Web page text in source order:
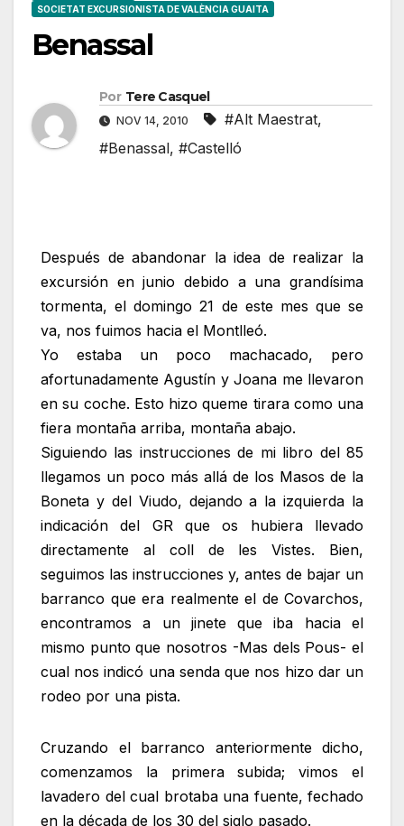
SOCIETAT EXCURSIONISTA DE VALÈNCIA GUAITA
Benassal
Por Tere Casquel
NOV 14, 2010 #Alt Maestrat,
#Benassal, #Castelló
Después de abandonar la idea de realizar la
excursión en junio debido a una grandísima
tormenta, el domingo 21 de este mes que se
va, nos fuimos hacia el Montlleó.
Yo estaba un poco machacado, pero
afortunadamente Agustín y Joana me llevaron
en su coche. Esto hizo queme tirara como una
fiera montaña arriba, montaña abajo.
Siguiendo las instrucciones de mi libro del 85
llegamos un poco más allá de los Masos de la
Boneta y del Viudo, dejando a la izquierda la
indicación del GR que os hubiera llevado
directamente al coll de les Vistes. Bien,
seguimos las instrucciones y, antes de bajar un
barranco que era realmente el de Covarchos,
encontramos a un jinete que iba hacia el
mismo punto que nosotros -Mas dels Pous- el
cual nos indicó una senda que nos hizo dar un
rodeo por una pista.
Cruzando el barranco anteriormente dicho,
comenzamos la primera subida; vimos el
lavadero del cual brotaba una fuente, fechado
en la década de los 30 del siglo pasado.